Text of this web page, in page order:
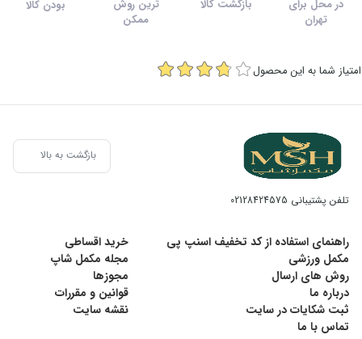
در محل برای
تهران
بازگشت کالا
ترین روش
ممکن
بودن کالا
امتیاز شما به این محصول
بازگشت به بالا
تلفن پشتیبانی 02128424575
راهنمای استفاده از کد تخفیف اسنپ پی
خرید اقساطی
مکمل ورزشی
مجله مکمل شاپ
روش های ارسال
مجوزها
درباره ما
قوانین و مقررات
ثبت شکایات در سایت
نقشه سایت
تماس با ما